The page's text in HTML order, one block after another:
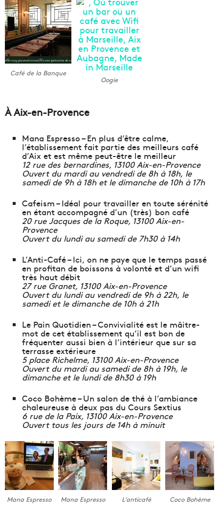
Café de la Banque
Oogie
À Aix-en-Provence
Mana Espresso – En plus d’être calme,
l’établissement fait partie des meilleurs café
d’Aix et est même peut-être le meilleur
12 rue des bernardines, 13100 Aix-en-Provence
Ouvert du mardi au vendredi de 8h à 18h, le
samedi de 9h à 18h et le dimanche de 10h à 17h
Cafeism – Idéal pour travailler en toute sérénité
en étant accompagné d’un (très) bon café
20 rue Jacques de la Roque, 13100 Aix-en-
Provence
Ouvert du lundi au samedi de 7h30 à 14h
L’Anti-Café – Ici, on ne paye que le temps passé
en profitan de boissons à volonté et d’un wifi
très haut débit
27 rue Granet, 13100 Aix-en-Provence
Ouvert du lundi au vendredi de 9h à 22h, le
samedi et le dimanche de 10h à 21h
Le Pain Quotidien – Convivialité est le mâitre-
mot de cet établissement qu’il est bon de
fréquenter aussi bien à l’intérieur que sur sa
terrasse extérieure
5 place Richelme, 13100 Aix-en-Provence
Ouvert du mardi au samedi de 8h à 19h, le
dimanche et le lundi de 8h30 à 19h
Coco Bohème – Un salon de thé à l’ambiance
chaleureuse à deux pas du Cours Sextius
6 rue de la Paix, 13100 Aix-en-Provence
Ouvert tous les jours de 14h à minuit
Mana Espresso Mana Espresso L’anticafé Coco Bohème